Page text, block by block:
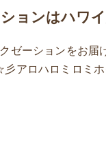
ョンはハワ
ゼーションをお届
彡アロハロミロミ